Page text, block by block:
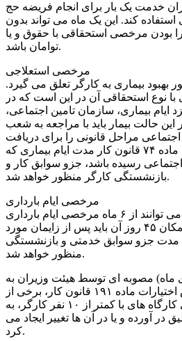
خدمت یک بار برای انجام فریضه حج
کند. این یک ماه می تواند بدون
بودن مرخصی استحقاقی با حقوق و یا
توامان باشد.
مرخصی استعلاجی
بیماری به کارگر تعلق می گیرد.
نوع استحقاقی آن در این است که در
ایام بیماری، سازمان تامین اجتماعی،
این حالت بیمار باید با مراجعه به شعب
مراحل قانونی را برای دریافت
حقوق سپری کند. بر اساس ماده ۷۴ قانون کار مدت ایام بیماری که
اجتماعی رسیده باشد، جزو سوابق کار و
بازنشستگی کارگر منظور خواهد شد.
مرخصی ایام بارداری
بانوان باردار در مجموع می توانند از ۶ ماه مرخصی ایام بارداری
استفاده کنند که حتی الامکان ۴۵ روز آن باید پس از زایمان مورد
مدت جزو سوابق خدمتی و بازنشستگی
منظور خواهد شد.
۱۳۸۱ ( ۲۹ دی ماه) مصوبه ای توسط هیئت وزیران به
تصویب رسید که بر اساس اختیارات ماده ۱۹۱ قانون کار، برخی از
بندهای قانون کار را برای کارگاه های با کمتر از ۱۰ نفر کارگر، به
آورده و یا در آن ها تغییر ایجاد می
کرد.